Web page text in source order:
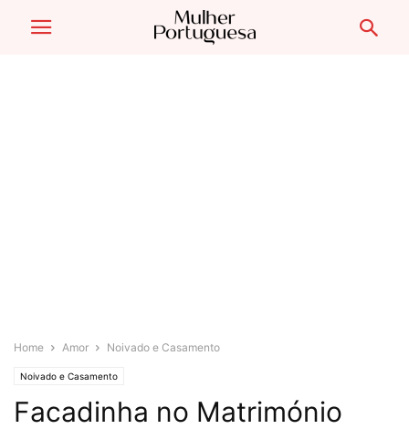
Home Amor Noivado e Casamento
Noivado e Casamento
Facadinha no Matrimónio